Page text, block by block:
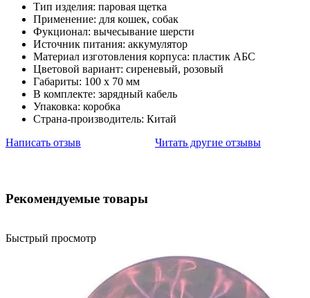
Тип изделия: паровая щетка
Применение: для кошек, собак
Фукционал: вычесывание шерсти
Источник питания: аккумулятор
Материал изготовления корпуса: пластик АБС
Цветовой вариант: сиреневый, розовый
Габариты: 100 х 70 мм
В комплекте: зарядный кабель
Упаковка: коробка
Страна-производитель: Китай
Написать отзыв
Читать другие отзывы
Рекомендуемые товары
Быстрый просмотр